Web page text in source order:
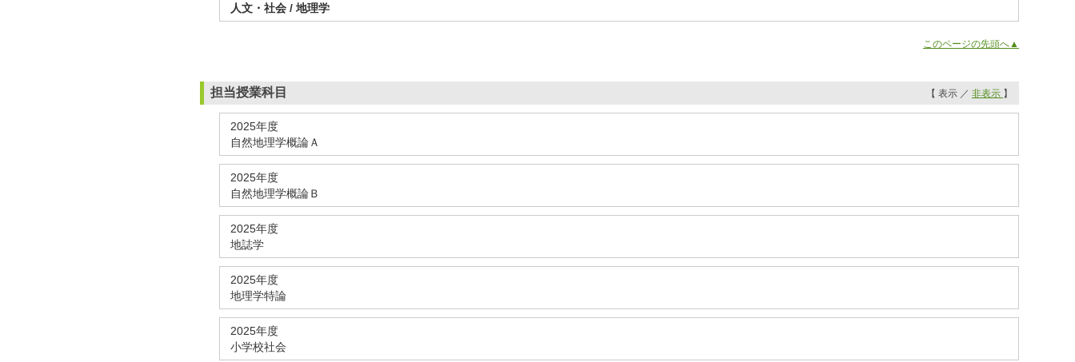
人文・社会 / 地理学
このページの先頭へ▲
担当授業科目 【 表示 ／ 非表示 】
2025年度
自然地理学概論Ａ
2025年度
自然地理学概論Ｂ
2025年度
地誌学
2025年度
地理学特論
2025年度
小学校社会